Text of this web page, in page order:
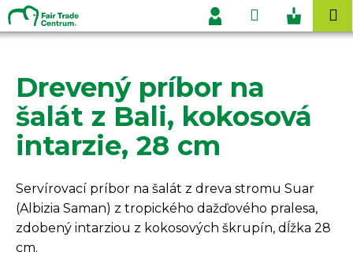
Prejsť
na
obsah
Hľadať
Prihlásenie
Drevený príbor na
šalát z Bali, kokosová
intarzie, 28 cm
Servírovací príbor na šalát z dreva stromu Suar
(Albizia Saman) z tropického dažďového pralesa,
zdobený intarziou z kokosových škrupín, dĺžka 28
cm.
K
o
Späť
Späť
Č
o
p
r
e
b
u